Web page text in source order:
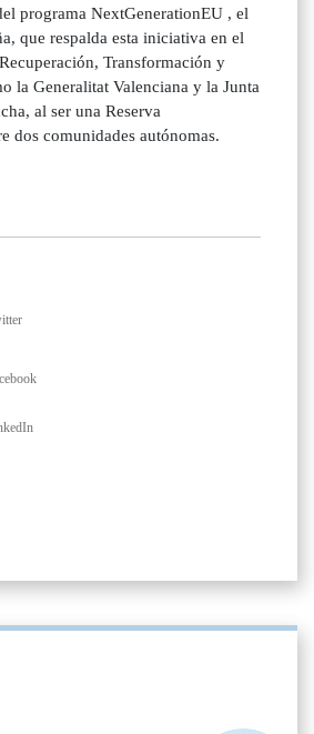
programa NextGenerationEU , el
que respalda esta iniciativa en el
Transformación y
la Generalitat Valenciana y la Junta
al ser una Reserva
dos comunidades autónomas.